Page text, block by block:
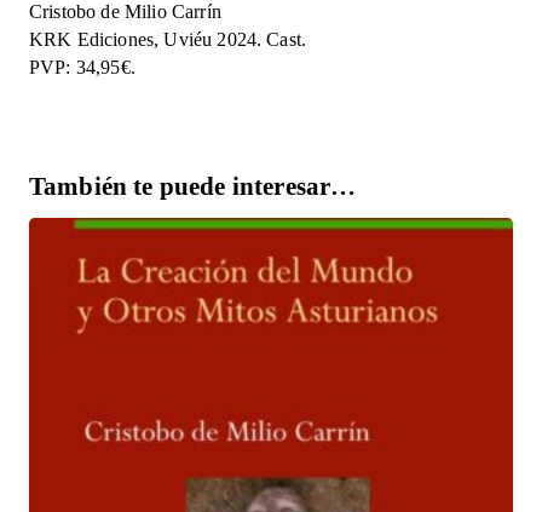
Cristobo de Milio Carrín
KRK Ediciones, Uviéu 2024. Cast.
PVP: 34,95€.
También te puede interesar…